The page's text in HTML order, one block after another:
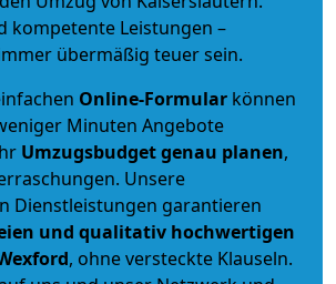
kompetente Leistungen –
übermäßig teuer sein.
Online-Formular können
Minuten Angebote
Umzugsbudgetgenau planen,
Unsere
Dienstleistungen garantieren
und qualitativ hochwertigen
, ohne versteckte Klauseln.